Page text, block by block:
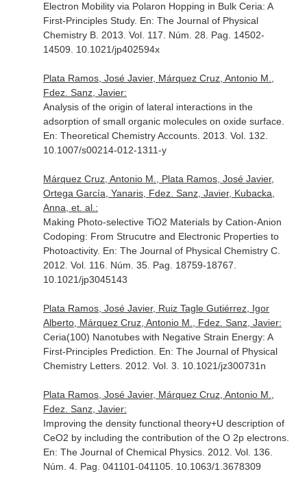
Electron Mobility via Polaron Hopping in Bulk Ceria: A
First-Principles Study. En: The Journal of Physical
Chemistry B. 2013. Vol. 117. Núm. 28. Pag. 14502-
14509. 10.1021/jp402594x
Plata Ramos, José Javier, Márquez Cruz, Antonio M.,
Fdez. Sanz, Javier:
Analysis of the origin of lateral interactions in the
adsorption of small organic molecules on oxide surface.
En: Theoretical Chemistry Accounts. 2013. Vol. 132.
10.1007/s00214-012-1311-y
Márquez Cruz, Antonio M., Plata Ramos, José Javier,
Ortega García, Yanaris, Fdez. Sanz, Javier, Kubacka,
Anna, et. al.:
Making Photo-selective TiO2 Materials by Cation-Anion
Codoping: From Strucutre and Electronic Properties to
Photoactivity. En: The Journal of Physical Chemistry C.
2012. Vol. 116. Núm. 35. Pag. 18759-18767.
10.1021/jp3045143
Plata Ramos, José Javier, Ruiz Tagle Gutiérrez, Igor
Alberto, Márquez Cruz, Antonio M., Fdez. Sanz, Javier:
Ceria(100) Nanotubes with Negative Strain Energy: A
First-Principles Prediction. En: The Journal of Physical
Chemistry Letters. 2012. Vol. 3. 10.1021/jz300731n
Plata Ramos, José Javier, Márquez Cruz, Antonio M.,
Fdez. Sanz, Javier:
Improving the density functional theory+U description of
CeO2 by including the contribution of the O 2p electrons.
En: The Journal of Chemical Physics. 2012. Vol. 136.
Núm. 4. Pag. 041101-041105. 10.1063/1.3678309